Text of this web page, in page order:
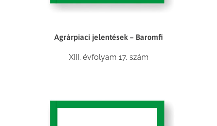
Agrárpiaci jelentések – Baromfi
XIII. évfolyam 17. szám